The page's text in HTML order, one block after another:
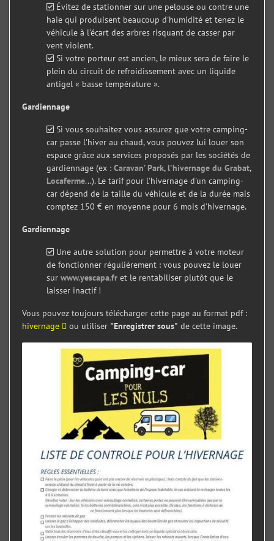
Évitez de stationner sur une pelouse ou contre une
haie qui produisent beaucoup d'humidité et tenez le
véhicule à l’écart des arbres risquant de casser par
vent violent.
Si votre porteur est ancien, le mieux sera de faire le
plein du circuit de refroidissement avec un liquide
antigel « basse température ».
Gardiennage
Si vous souhaitez vous assurez que votre camping-
car passe l'hiver au chaud, vous pouvez lui louer son
espace grâce aux services proposés par les sociétés de
gardiennage (ex : Caravan’ Park, l'hivernage du Grabat,
Locaferme...). Le tarif pour l'hivernage d'un camping-
car dépend de la taille du véhicule et de la durée mais
comptez 150 € en moyenne pour 6 mois d'hivernage.
Gardiennage
Une autre solution pour permettre à votre moteur
de fonctionner régulièrement : vous pouvez le louer
sur www.yescapa.fr et le rentabiliser plutôt que le
laisser inactif !
Vous pouvez toujours télécharger cette page au format pdf :
hivernage
ou utiliser "Enregistrer sous" de cette image.